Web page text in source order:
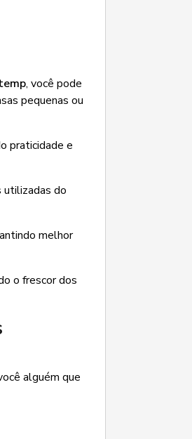
, você pode
pequenas ou
praticidade e
utilizadas do
melhor
o frescor dos
alguém que